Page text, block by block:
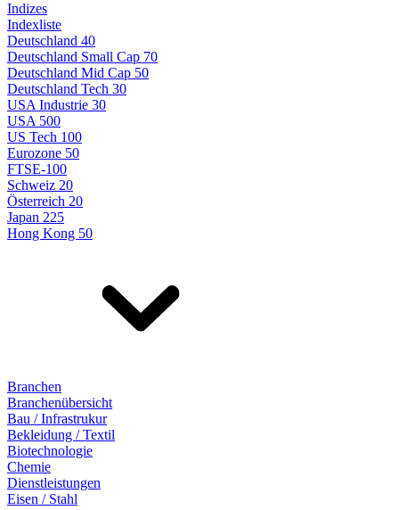
Indizes
Indexliste
Deutschland 40
Deutschland Small Cap 70
Deutschland Mid Cap 50
Deutschland Tech 30
USA Industrie 30
USA 500
US Tech 100
Eurozone 50
FTSE-100
Schweiz 20
Österreich 20
Japan 225
Hong Kong 50
Branchen
Branchenübersicht
Bau / Infrastrukur
Bekleidung / Textil
Biotechnologie
Chemie
Dienstleistungen
Eisen / Stahl